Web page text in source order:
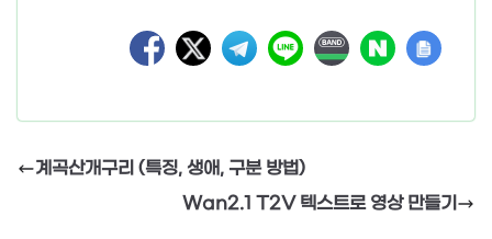
계곡산개구리 (특징, 생애, 구분 방법)
Wan2.1 T2V 텍스트로 영상 만들기